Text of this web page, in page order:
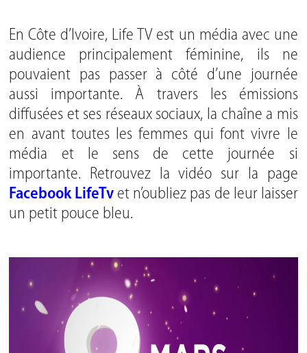
En Côte d’Ivoire, Life TV est un média avec une
audience principalement féminine, ils ne
pouvaient pas passer à côté d’une journée
aussi importante. À travers les émissions
diffusées et ses réseaux sociaux, la chaîne a mis
en avant toutes les femmes qui font vivre le
média et le sens de cette journée si
importante. Retrouvez la vidéo sur la page
Facebook LifeTv et n’oubliez pas de leur laisser
un petit pouce bleu.